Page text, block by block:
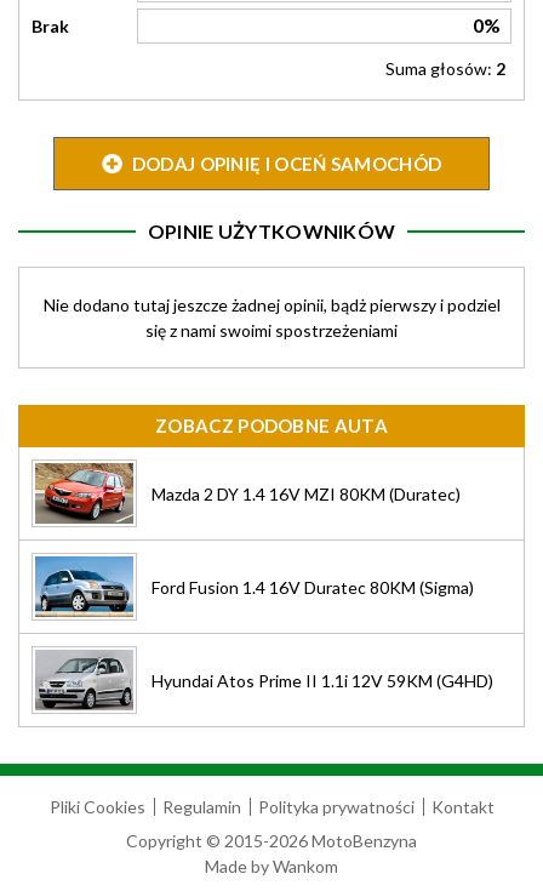
Brak 0%
Suma głosów: 2
DODAJ OPINIĘ I OCEŃ SAMOCHÓD
OPINIE UŻYTKOWNIKÓW
Nie dodano tutaj jeszcze żadnej opinii, bądż pierwszy i podziel
się z nami swoimi spostrzeżeniami
ZOBACZ PODOBNE AUTA
Mazda 2 DY 1.4 16V MZI 80KM (Duratec)
Ford Fusion 1.4 16V Duratec 80KM (Sigma)
Hyundai Atos Prime II 1.1i 12V 59KM (G4HD)
Pliki Cookies Regulamin Polityka prywatności
Kontakt
Copyright © 2015-2026 MotoBenzyna
Made byWankom